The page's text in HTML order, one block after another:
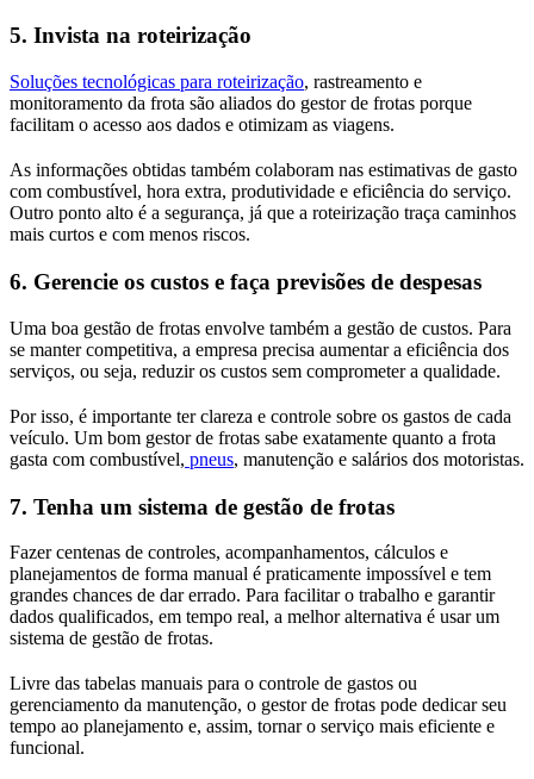
5. Invista na roteirização
Soluções tecnológicas para roteirização, rastreamento e
monitoramento da frota são aliados do gestor de frotas porque
facilitam o acesso aos dados e otimizam as viagens.
As informações obtidas também colaboram nas estimativas de gasto
com combustível, hora extra, produtividade e eficiência do serviço.
Outro ponto alto é a segurança, já que a roteirização traça caminhos
mais curtos e com menos riscos.
6. Gerencie os custos e faça previsões de despesas
Uma boa gestão de frotas envolve também a gestão de custos. Para
se manter competitiva, a empresa precisa aumentar a eficiência dos
serviços, ou seja, reduzir os custos sem comprometer a qualidade.
Por isso, é importante ter clareza e controle sobre os gastos de cada
veículo. Um bom gestor de frotas sabe exatamente quanto a frota
gasta com combustível, pneus, manutenção e salários dos motoristas.
7. Tenha um sistema de gestão de frotas
Fazer centenas de controles, acompanhamentos, cálculos e
planejamentos de forma manual é praticamente impossível e tem
grandes chances de dar errado. Para facilitar o trabalho e garantir
dados qualificados, em tempo real, a melhor alternativa é usar um
sistema de gestão de frotas.
Livre das tabelas manuais para o controle de gastos ou
gerenciamento da manutenção, o gestor de frotas pode dedicar seu
tempo ao planejamento e, assim, tornar o serviço mais eficiente e
funcional.